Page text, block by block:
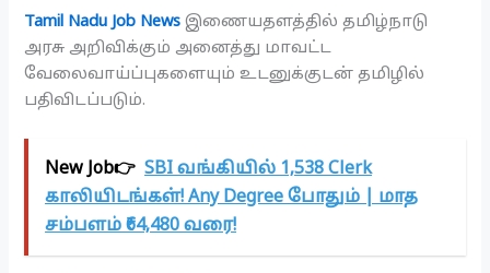
Tamil Nadu Job News இணையதளத்தில் தமிழ்நாடு
அரசு அறிவிக்கும் அனைத்து மாவட்ட
வேலைவாய்ப்புகளையும் உடனுக்குடன் தமிழில்
பதிவிடப்படும்.
New Job👉 SBI வங்கியில் 1,538 Clerk
காலியிடங்கள்! Any Degree போதும் | மாத
சம்பளம் ₹64,480 வரை!